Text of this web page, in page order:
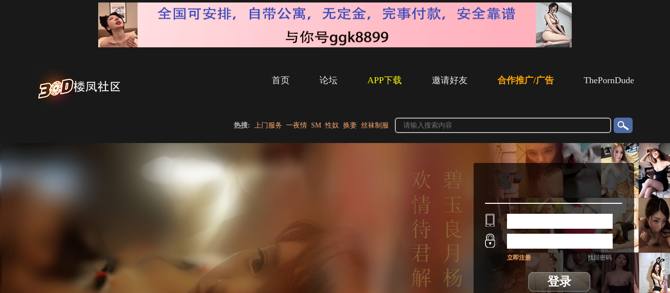
ThePornDude
合作推广/广告
邀请好友
APP下载
论坛
首页
热搜: 上门服务 一夜情 SM 性奴 换妻 丝袜制服
立即注册 找回密码
登录